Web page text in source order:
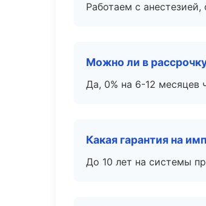
Работаем с
Можно ли в
Да, 0% на 6-12 месяцев
Какая гарантия на
До 10 лет на системы